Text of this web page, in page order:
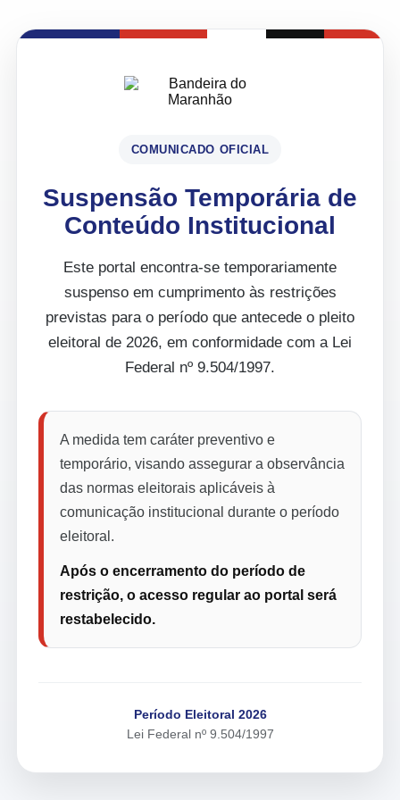
COMUNICADO OFICIAL
Suspensão Temporária de
Conteúdo Institucional
Este portal encontra-se temporariamente
suspenso em cumprimento às restrições
previstas para o período que antecede o pleito
eleitoral de 2026, em conformidade com a Lei
Federal nº 9.504/1997.
A medida tem caráter preventivo e
temporário, visando assegurar a observância
das normas eleitorais aplicáveis à
comunicação institucional durante o período
eleitoral.
Após o encerramento do período de
restrição, o acesso regular ao portal será
restabelecido.
Período Eleitoral 2026
Lei Federal nº 9.504/1997